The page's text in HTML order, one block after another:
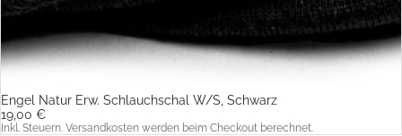
Engel Natur Erw. Schlauchschal W/S, Schwarz
19,00 €
Inkl. Steuern. Versandkosten werden beim Checkout berechnet.